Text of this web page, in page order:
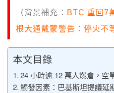
（背景補充： BTC 重回7
根大通戴蒙警告：停火不
本文目錄
24 小時逾 12 萬人爆倉，空
觸發因素：巴基斯坦提議延